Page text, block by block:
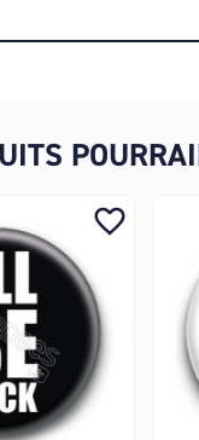
favorite_border